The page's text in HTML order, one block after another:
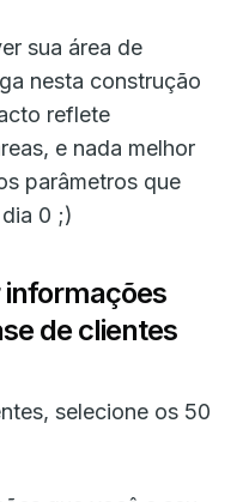
sua área de
nesta construção
reflete
e nada melhor
parâmetros que
0 ;)
informações
de clientes
selecione os 50